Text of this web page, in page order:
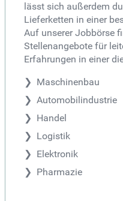
lässt sich außerdem
Lieferketten in einer
Auf unserer Jobbörse
Stellenangebote für
Erfahrungen in einer
Maschinenbau
Automobilindustrie
Handel
Logistik
Elektronik
Pharmazie